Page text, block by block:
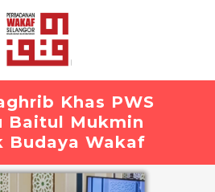
Khas PWS
Baitul Mukmin
Budaya Wakaf